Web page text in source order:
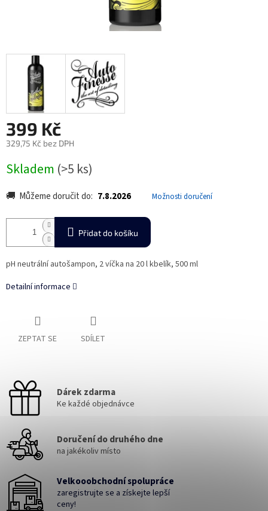
399 Kč
329,75 Kč bez DPH
cena:
Skladem (>5 ks)
Můžeme doručit do: 7.8.2026 Možnosti doručení
Přidat do košíku
pH neutrální autošampon, 2 víčka na 20 l kbelík, 500 ml
Detailní informace
ZEPTAT SE SDÍLET
Dárek zdarma
Ke každé objednávce
Doručení do druhého dne
na jakékoliv místo
Velkooobchodní spolupráce
zaregistrujte se a získejte lepší
ceny!